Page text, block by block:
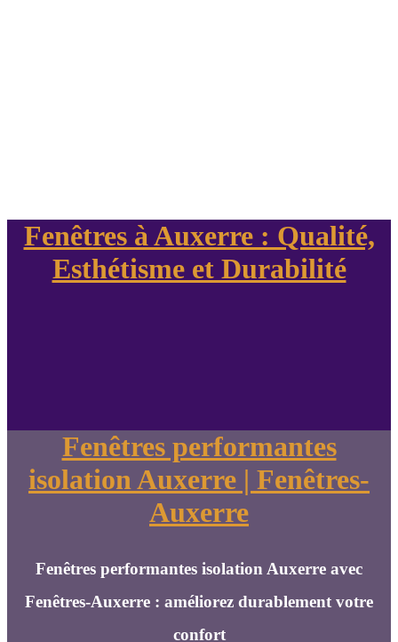
Fenêtres à Auxerre : Qualité,
Esthétisme et Durabilité
Fenêtres performantes
isolation Auxerre | Fenêtres-
Auxerre
Fenêtres performantes isolation Auxerre avec
Fenêtres-Auxerre : améliorez durablement votre
confort